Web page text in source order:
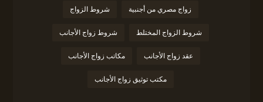
زواج مصري من أجنبية شروط الزواج
شروط الزواج المختلط شروط زواج الأجانب
عقد زواج الأجانب مكاتب زواج الأجانب
مكتب توثيق زواج الأجانب